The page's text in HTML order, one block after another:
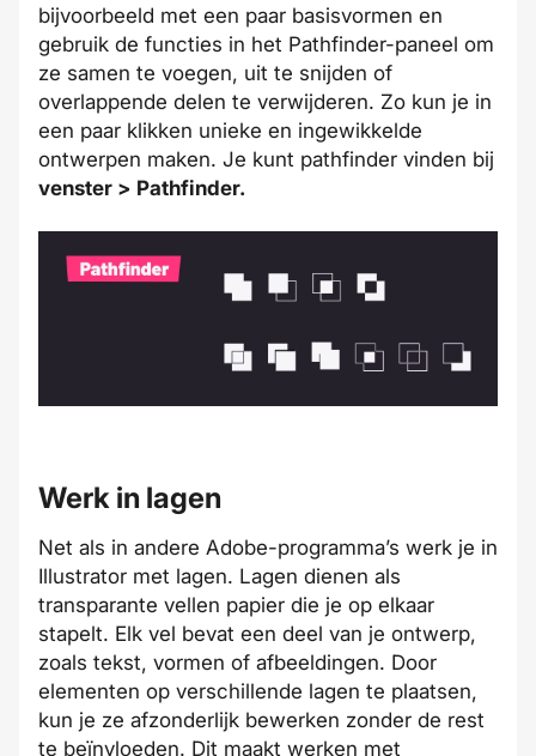
bijvoorbeeld met een paar basisvormen en
gebruik de functies in het Pathfinder-paneel om
ze samen te voegen, uit te snijden of
overlappende delen te verwijderen. Zo kun je in
een paar klikken unieke en ingewikkelde
ontwerpen maken. Je kunt pathfinder vinden bij
venster > Pathfinder.
Werk in lagen
Net als in andere Adobe-programma’s werk je in
Illustrator met lagen. Lagen dienen als
transparante vellen papier die je op elkaar
stapelt. Elk vel bevat een deel van je ontwerp,
zoals tekst, vormen of afbeeldingen. Door
elementen op verschillende lagen te plaatsen,
kun je ze afzonderlijk bewerken zonder de rest
te beïnvloeden. Dit maakt werken met